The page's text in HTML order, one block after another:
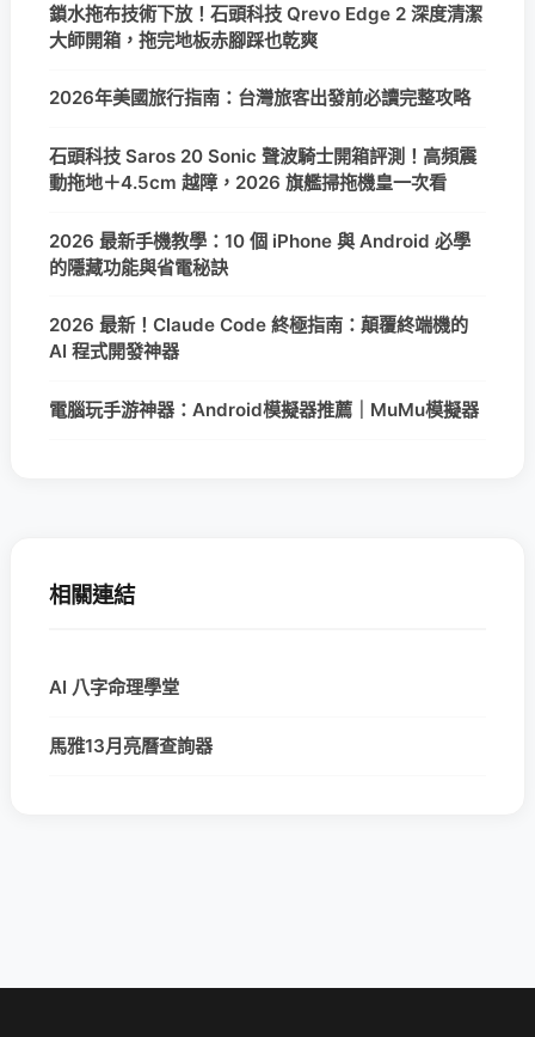
鎖水拖布技術下放！石頭科技 Qrevo Edge 2 深度清潔
大師開箱，拖完地板赤腳踩也乾爽
2026年美國旅行指南：台灣旅客出發前必讀完整攻略
石頭科技 Saros 20 Sonic 聲波騎士開箱評測！高頻震
動拖地＋4.5cm 越障，2026 旗艦掃拖機皇一次看
2026 最新手機教學：10 個 iPhone 與 Android 必學
的隱藏功能與省電秘訣
2026 最新！Claude Code 終極指南：顛覆終端機的
AI 程式開發神器
電腦玩手游神器：Android模擬器推薦｜MuMu模擬器
相關連結
AI 八字命理學堂
馬雅13月亮曆查詢器